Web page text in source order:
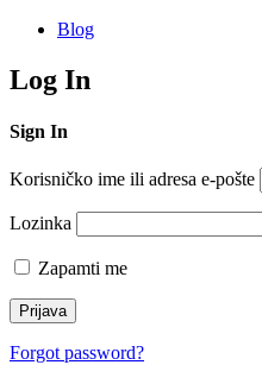
Blog
Log In
Sign In
Korisničko ime ili adresa e-pošte
Lozinka
Zapamti me
Forgot password?